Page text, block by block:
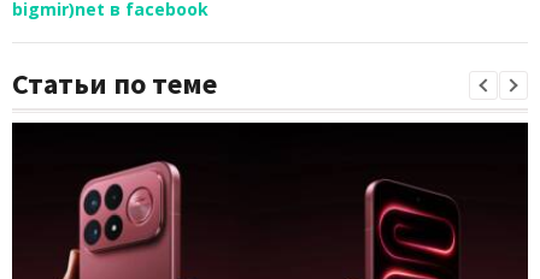
bigmir)net в facebook
Статьи по теме